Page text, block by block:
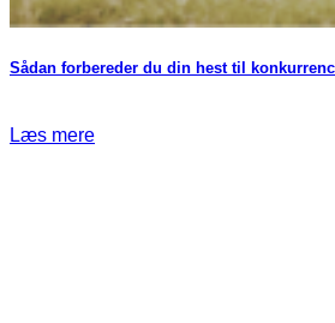
Sådan forbereder du din hest til
Læs mere